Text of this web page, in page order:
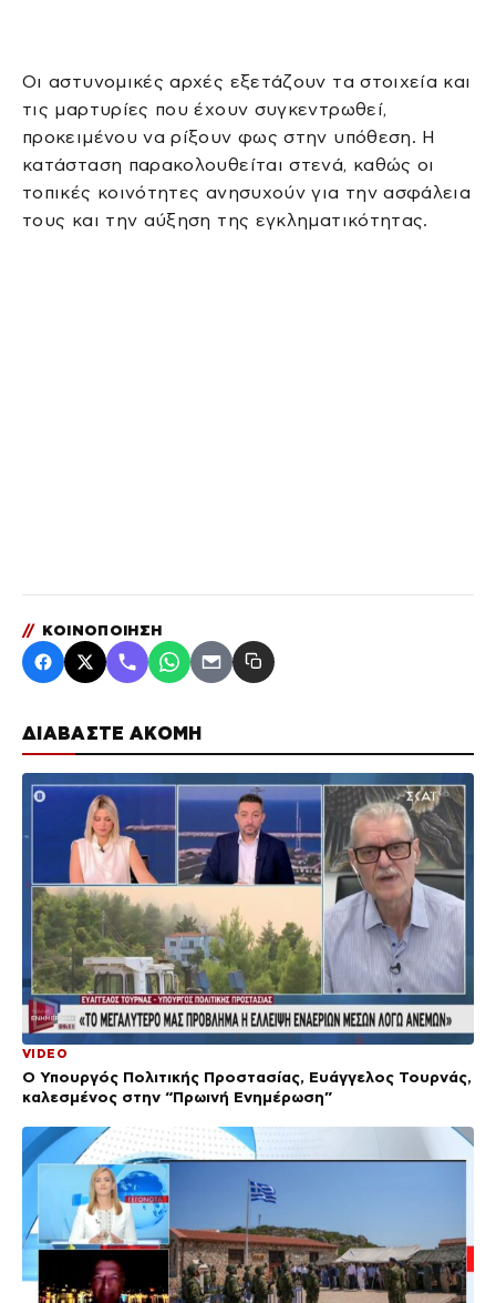
ΔΙΑΒΑΣΤΕ ΑΚΟΜΗ
VIDEO
Ο Υπουργός Πολιτικής Προστασίας, Ευάγγελος Τουρνάς,
καλεσμένος στην “Πρωινή Ενημέρωση”
Οι αστυνομικές αρχές εξετάζουν τα στοιχεία και
τις μαρτυρίες που έχουν συγκεντρωθεί,
προκειμένου να ρίξουν φως στην υπόθεση. Η
κατάσταση παρακολουθείται στενά, καθώς οι
τοπικές κοινότητες ανησυχούν για την ασφάλεια
τους και την αύξηση της εγκληματικότητας.
// ΚΟΙΝΟΠΟΙΗΣΗ